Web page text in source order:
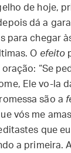
de hoje,
dá a
para chegar
O efeito
oração: “Se
Ele vo-la
são a
vós me
que
a primeira.